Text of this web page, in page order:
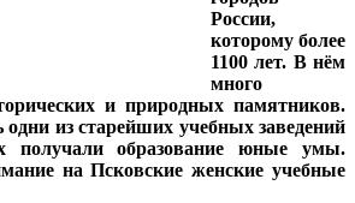
России,
которому более
1100 лет. В нём
много
и природных памятников.
одни из старейших учебных заведений
получали образование юные умы.
на Псковские женские учебные